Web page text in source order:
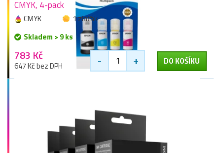
CMYK, 4-pack
CMYK
1 zlaťák
Skladem > 9 ks
783 Kč
647 Kč bez DPH - + DO KOŠÍKU